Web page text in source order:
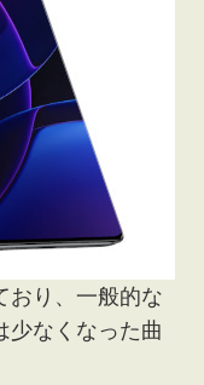
おり、一般的な
少なくなった曲